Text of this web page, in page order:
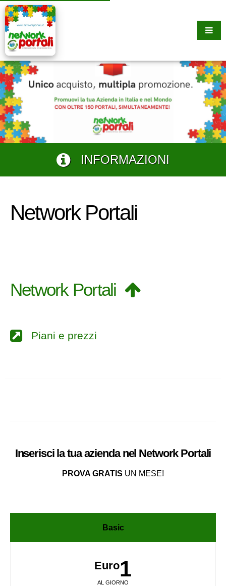
INFORMAZIONI
Network Portali
Network Portali
Piani e prezzi
Inserisci la tua azienda nel NetworkPortali
PROVA GRATIS UN MESE!
Basic
Euro1
AL GIORNO